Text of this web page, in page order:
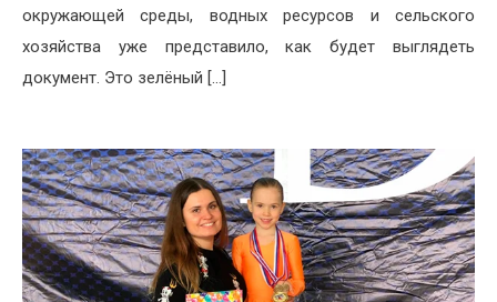
окружающей среды, водных ресурсов и сельского
хозяйства уже представило, как будет выглядеть
документ. Это зелёный […]